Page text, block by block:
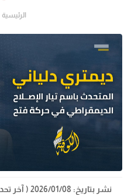
الرئيسية
نشر بتاريخ: 2026/01/08 ( آخر تحديث: 2026/01/08